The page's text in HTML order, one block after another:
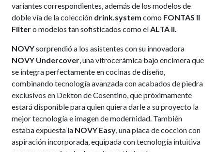
variantes correspondientes, además de los modelos de
doble vía de la colección drink.system como FONTAS II
Filtero modelos tan sofisticados como elALTA II.
NOVYsorprendió a los asistentes con su innovadora
NOVY Undercover, una vitrocerámica bajo encimera que
se integra perfectamente en cocinas de diseño,
combinando tecnología avanzada con acabados de piedra
exclusivos en Dekton de Cosentino, que próximamente
estará disponible para quien quiera darle a su proyecto la
mejor tecnología e imagen de modernidad. También
estaba expuesta la NOVY Easy, una placa de cocción con
aspiración incorporada, equipada con tecnología intuitiva